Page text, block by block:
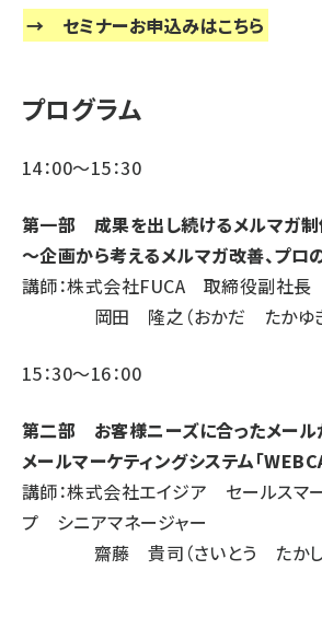
→ セミナーお申込みはこちら
プログラム
14：00～15：30
第一部 成果を出し続けるメルマガ制
～企画から考えるメルマガ改善、プロ
講師：株式会社FUCA 取締役副社長
岡田 隆之（おかだ たかゆき
15：30～16：00
第二部 お客様ニーズに合ったメール
メールマーケティングシステム「
講師：株式会社エイジア セールスマ
プ シニアマネージャー
齋藤 貴司（さいとう たかし